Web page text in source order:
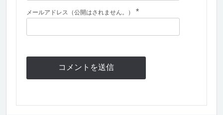
メールアドレス（公開はされません。） *